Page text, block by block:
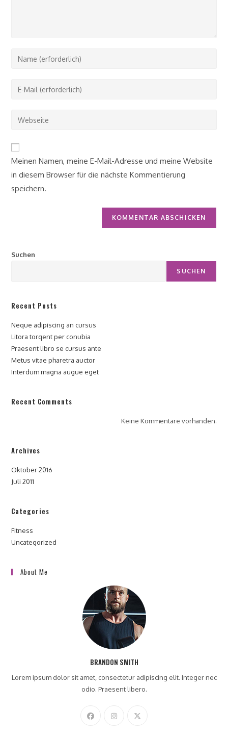
Gib
oder
zum
ein
Gib
Mail-
Kommentieren
ein
Gib
URL
ein
(optional)
Meinen Namen, meine E-Mail-Adresse und meine Website
in diesem Browser für die nächste Kommentierung
speichern.
Suchen
SUCHEN
Recent Posts
Neque adipiscing an cursus
Litora torqent per conubia
Praesent libro se cursus ante
Metus vitae pharetra auctor
Interdum magna augue eget
Recent Comments
Keine Kommentare vorhanden.
Archives
Oktober 2016
Juli 2011
Categories
Fitness
Uncategorized
About Me
BRANDON SMITH
Lorem ipsum dolor sit amet, consectetur adipiscing elit. Integer nec
odio. Praesent libero.